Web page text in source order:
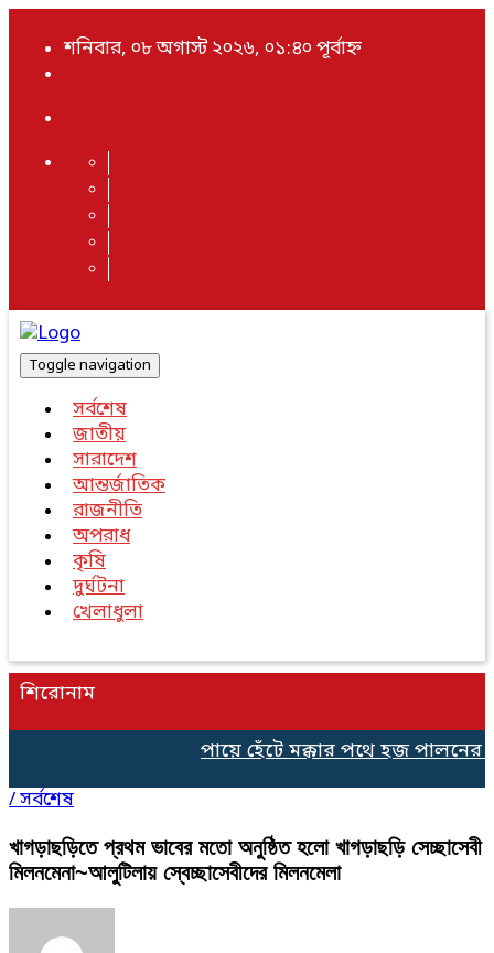
শনিবার, ০৮ অগাস্ট ২০২৬, ০১:৪০ পূর্বাহ্ন
Toggle navigation
সর্বশেষ
জাতীয়
সারাদেশ
আন্তর্জাতিক
রাজনীতি
অপরাধ
কৃষি
দুর্ঘটনা
খেলাধুলা
শিরোনাম
পায়ে হেঁটে মক্কার পথে হজ পালনের
/সর্বশেষ
খাগড়াছড়িতে প্রথম ভাবের মতো অনুষ্ঠিত হলো খাগড়াছড়ি সেচ্ছাসেবী
মিলনমেনা~আলুটিলায় স্বেচ্ছাসেবীদের মিলনমেলা